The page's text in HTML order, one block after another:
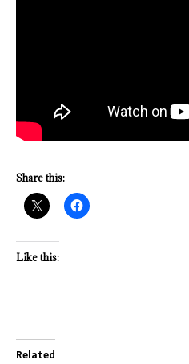
Share this:
Like this:
Related